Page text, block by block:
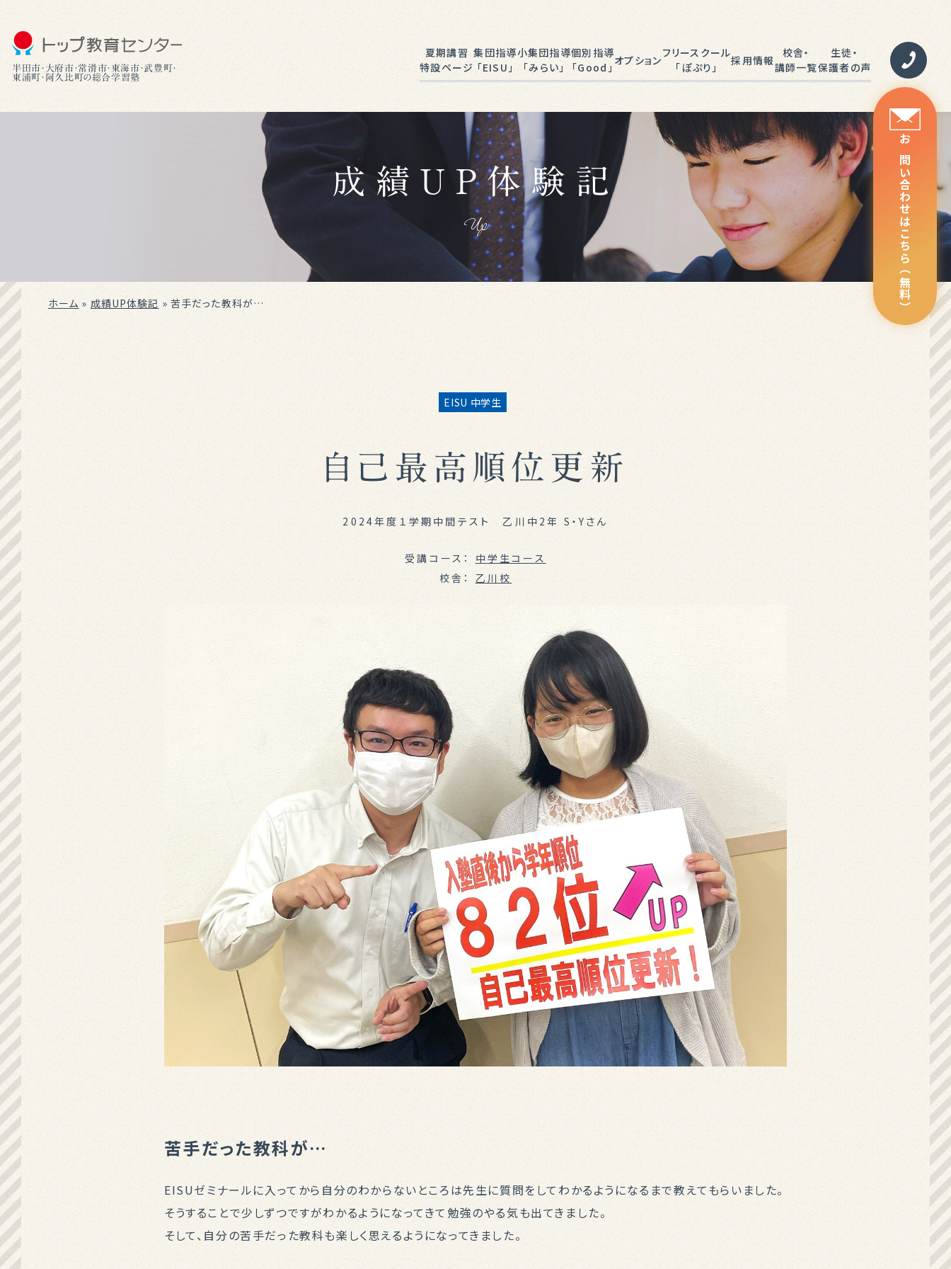
半田市・大府市・常滑市・東海市・武豊町・
東浦町・阿久比町の総合学習塾
夏期講習
特設ページ
集団指導
「EISU」
EISUゼミナール
小学生
中学生
私立中学受験
小中学生
(半田駅前校)
公立中高一貫
(半田駅前校)
高校生
(半田駅前校)
小集団指導
「みらい」
みらい学院
個別指導
「Good」
完全個別指導
オプション
プログラミング
英語教育
各種検定
フリースクール
「ぽぷり」
採用情報
校舎・
講師一覧
校舎一覧
講師一覧
講師DIARY
生徒・
保護者の声
合格事例
成績UP体験記
保護者の声
よくあるご質問 お問い合わせはこちら（無料）
成績UP体験記
Up
ホーム»成績UP体験記»苦手だった教科が…
EISU 中学生
自己最高順位更新
2024年度１学期中間テスト 乙川中2年 S・Yさん
受講コース：中学生コース
校舎：乙川校
苦手だった教科が…
EISUゼミナールに入ってから自分のわからないところは先生に質問をしてわかるようになるまで教えてもらいました。
そうすることで少しずつですがわかるようになってきて勉強のやる気も出てきました。
そして、自分の苦手だった教科も楽しく思えるようになってきました。